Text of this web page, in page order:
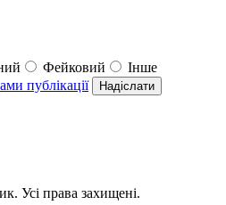
Фейковий
Інше
публікації Надіслати
Усі права захищені.